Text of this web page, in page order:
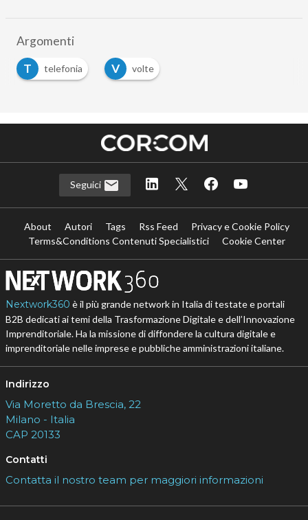
Argomenti
T
telefonia V volte
Seguici
About Autori Tags Rss Feed
Privacy e Cookie Policy
Terms&Conditions Contenuti Specialistici
Cookie Center
Nextwork360 è il più grande network in Italia di testate e portali
B2B dedicati ai temi della Trasformazione Digitale e dell’Innovazione
Imprenditoriale. Ha la missione di diffondere la cultura digitale e
imprenditoriale nelle imprese e pubbliche amministrazioni italiane.
Indirizzo
Via Moretto da Brescia, 22
Milano - Italia
CAP 20133
Contatti
Contatta il nostro team per maggiori informazioni